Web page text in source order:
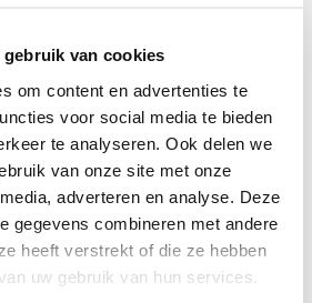
gebruik van cookies
om content en advertenties te
voor social media te bieden
te analyseren. Ook delen we
van onze site met onze
adverteren en analyse. Deze
gegevens combineren met andere
heeft verstrekt of die ze hebben
uw gebruik van hun services.
van
van uitponding toe. Op dat
van het) aanbod van de huur-
boven het
daarnaast het risico dat
weglekt naar
langer beschikbaar zal zijn voor
Ook zal aanvulling
door nieuwbouw of